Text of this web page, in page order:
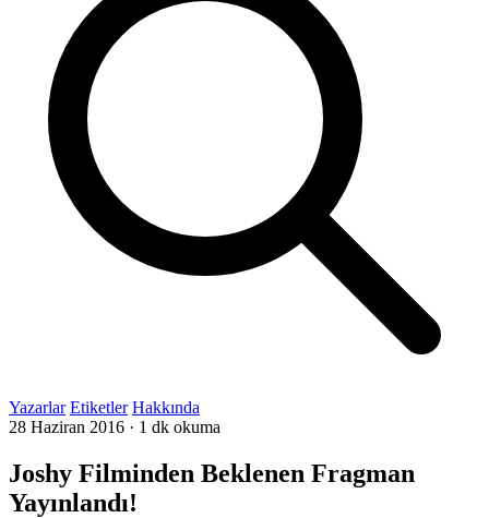
Yazarlar Etiketler Hakkında
28 Haziran 2016 · 1 dk okuma
Joshy Filminden Beklenen Fragman
Yayınlandı!